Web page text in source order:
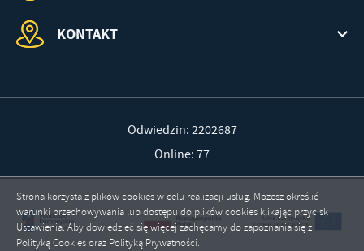
KONTAKT
Odwiedzin: 2202687
Online: 77
Strona korzysta z plików cookies w celu realizacji usług. Możesz określić
warunki przechowywania lub dostępu do plików cookies klikając przycisk
Ustawienia. Aby dowiedzieć się więcej zachęcamy do zapoznania się z
Polityką Cookies oraz Polityką Prywatności.